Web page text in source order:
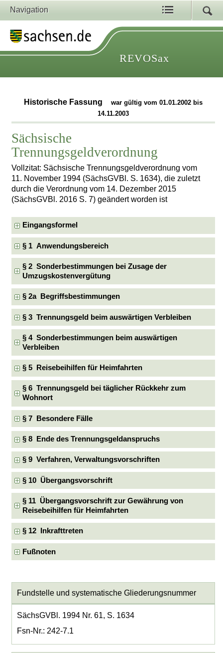
Navigation
REVOSax
Historische Fassung
war gültig vom 01.01.2002 bis
14.11.2003
Sächsische
Trennungsgeldverordnung
Vollzitat: Sächsische Trennungsgeldverordnung vom
11. November 1994 (SächsGVBl. S. 1634), die zuletzt
durch die Verordnung vom 14. Dezember 2015
(SächsGVBl. 2016 S. 7) geändert worden ist
Eingangsformel
§ 1 Anwendungsbereich
§ 2 Sonderbestimmungen bei Zusage der
Umzugskostenvergütung
§ 2a Begriffsbestimmungen
§ 3 Trennungsgeld beim auswärtigen Verbleiben
§ 4 Sonderbestimmungen beim auswärtigen
Verbleiben
§ 5 Reisebeihilfen für Heimfahrten
§ 6 Trennungsgeld bei täglicher Rückkehr zum
Wohnort
§ 7 Besondere Fälle
§ 8 Ende des Trennungsgeldanspruchs
§ 9 Verfahren, Verwaltungsvorschriften
§ 10 Übergangsvorschrift
§ 11 Übergangsvorschrift zur Gewährung von
Reisebeihilfen für Heimfahrten
§ 12 Inkrafttreten
Fußnoten
Fundstelle und systematische Gliederungsnummer
SächsGVBl. 1994 Nr. 61, S. 1634
Fsn-Nr.: 242-7.1